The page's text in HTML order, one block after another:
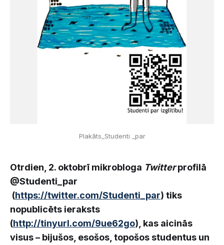
Plakāts_Studenti _par
Otrdien, 2. oktobrī mikrobloga Twitterprofilā
@Studenti_par
(https://twitter.com/Studenti_par) tiks
nopublicēts ieraksts
(http://tinyurl.com/9ue62go), kas aicinās
visus – bijušos, esošos, topošos studentus un